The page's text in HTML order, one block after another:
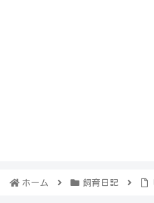
ホーム 飼育日記